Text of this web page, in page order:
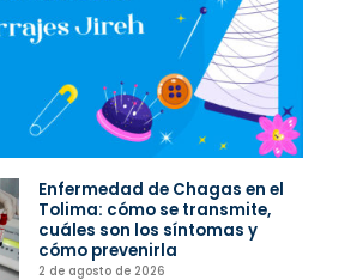
Enfermedad de Chagas en el
Tolima: cómo se transmite,
cuáles son los síntomas y
cómo prevenirla
2 de agosto de 2026